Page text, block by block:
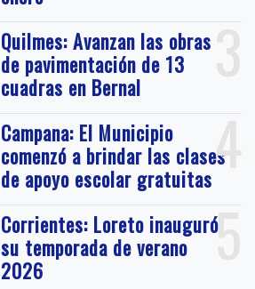
3
Quilmes: Avanzan las obras
de pavimentación de 13
cuadras en Bernal
4
Campana: El Municipio
comenzó a brindar las clases
de apoyo escolar gratuitas
5
Corrientes: Loreto inauguró
su temporada de verano
2026